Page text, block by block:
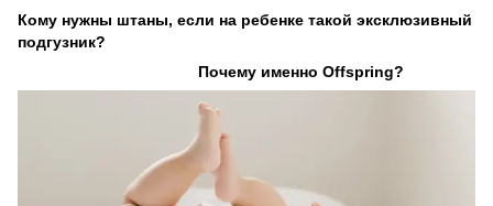
Кому нужны штаны, если на ребенке такой эксклюзивный
подгузник?
Почему именно Offspring?